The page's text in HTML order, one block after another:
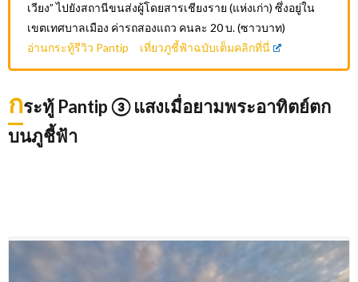
เวียง” ไปยังสถานีขนส่งผู้โดยสารเชียงราย (แห่งเก่า) ซึ่งอยู่ใน
เขตเทศบาลเมือง ค่ารถสองแถว คนละ 20 บ. (ซาวบาท)
อ่านกระทู้รีวิว Pantip เที่ยวภูชี้ฟ้าฉบับเต็มคลิกที่นี่
กระทู้ Pantip ③ แสงเมื่อยามพระอาทิตย์ตก
บนภูชี้ฟ้า